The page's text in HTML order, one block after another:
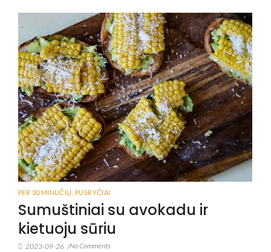
PER 30 MINUČIŲ PUSRYČIAI
Sumuštiniai su avokadu ir
kietuoju sūriu
2023-09-26 /No Comments